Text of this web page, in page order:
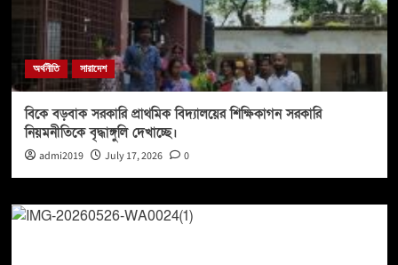
অর্থনীতি সারাদেশ
বিকে বড়বাক সরকারি প্রাথমিক বিদ্যালয়ের শিক্ষিকাগন সরকারি
নিয়মনীতিকে বৃদ্ধাঙ্গুলি দেখাচ্ছে।
admi2019 July 17, 2026 0